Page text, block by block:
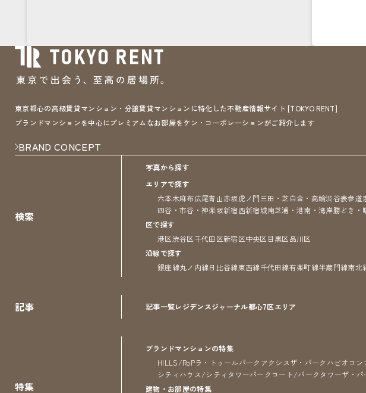
東京都心の高級賃貸マンション・分譲賃貸マンションに特化した不動産情報サイト [TOKYO RENT]
ブランドマンションを中心にプレミアムなお部屋をケン・コーポレーションがご紹介します
BRAND CONCEPT
検索
写真から探す
エリアで探す
六本木麻布広尾青山赤坂虎ノ門三田・芝白金・高輪渋谷表参道
四谷・市谷・神楽坂新宿西新宿城南芝浦・港南・湾岸勝どき・
区で探す
港区渋谷区千代田区新宿区中央区 目黒区品川区
沿線で探す
銀座線丸ノ内線日比谷線東西線千代田線有楽町線半蔵門線南北
記事 記事一覧レジデンスジャーナル都心7区エリア
特集
ブランドマンションの特集
HILLS/RoPラ・トゥールパークアクシスザ・パークハビオ コン
シティハウス/シティタワーパークコート/パークタワーザ・パ
建物・お部屋の特集